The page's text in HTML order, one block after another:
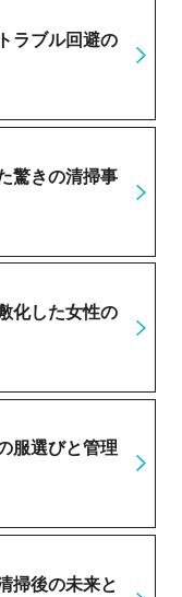
ラブル回避の
驚きの清掃事
化した女性の
服選びと管理
掃後の未来と